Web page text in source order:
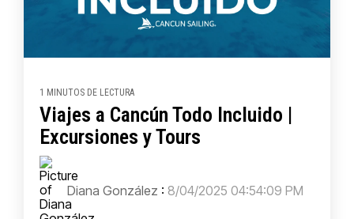
1 MINUTOS DE LECTURA
Viajes a Cancún Todo Incluido |
Excursiones y Tours
Diana González : 8/04/2025 04:54:09 PM